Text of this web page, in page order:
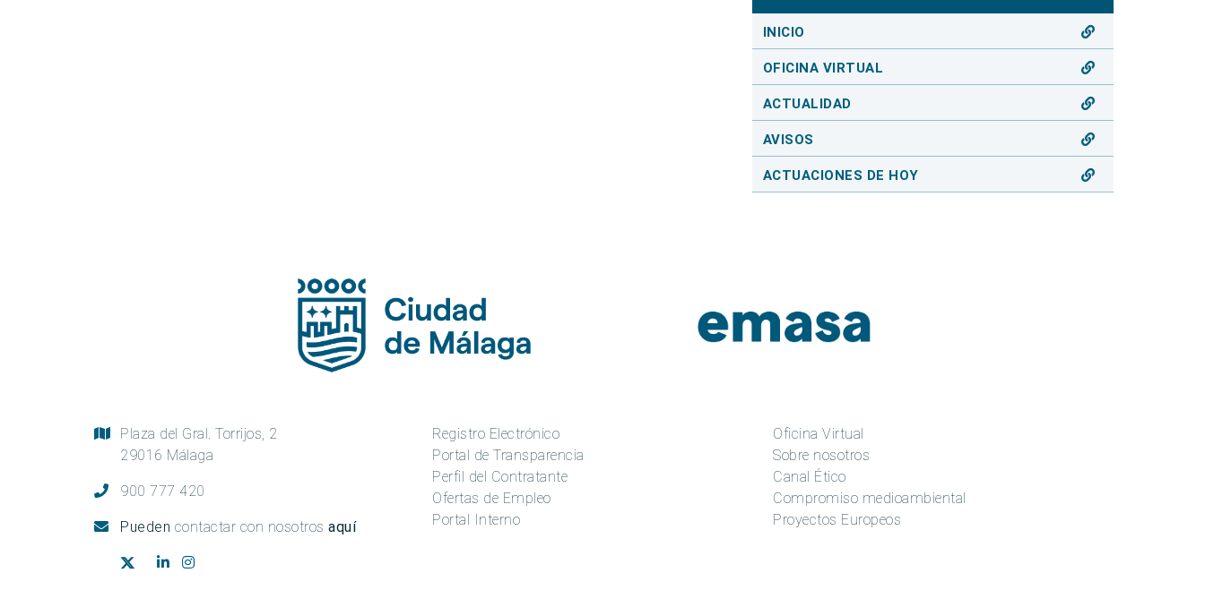
INICIO
OFICINA VIRTUAL
ACTUALIDAD
AVISOS
ACTUACIONES DE HOY
Plaza del Gral. Torrijos, 2
29016 Málaga
900 777 420
Pueden contactar con nosotros aquí
Registro Electrónico
Portal de Transparencia
Perfil del Contratante
Ofertas de Empleo
Portal Interno
Oficina Virtual
Sobre nosotros
Canal Ético
Compromiso medioambiental
Proyectos Europeos